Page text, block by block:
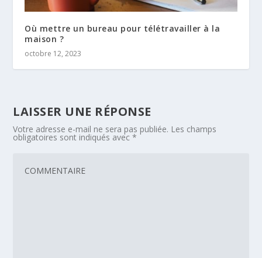
Où mettre un bureau pour télétravailler à la
maison ?
octobre 12, 2023
LAISSER UNE RÉPONSE
Votre adresse e-mail ne sera pas publiée. Les champs
obligatoires sont indiqués avec*